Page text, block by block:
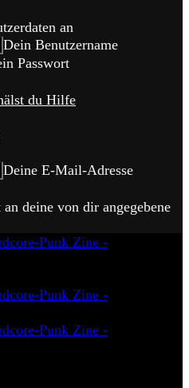
an
Dein Benutzername
Passwort
du Hilfe
Deine E-Mail-Adresse
deine von dir angegebene